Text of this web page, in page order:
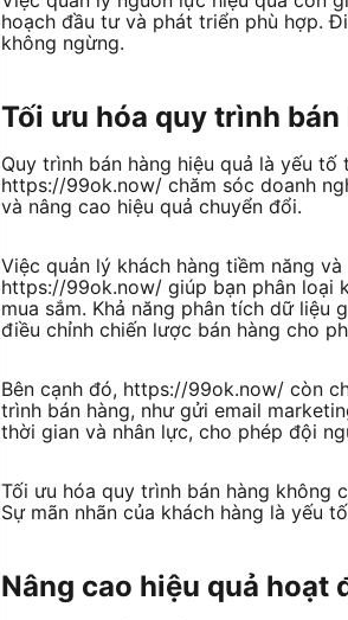
hoạch đầu tư và phát triển phù hợp.
không ngừng.
Tối ưu hóa quy trình bán
Quy trình bán hàng hiệu quả là yếu
https://99ok.now/ chăm sóc doanh
và nâng cao hiệu quả chuyển đổi.
Việc quản lý khách hàng tiềm năng
https://99ok.now/ giúp bạn phân loại
mua sắm. Khả năng phân tích dữ liệu
điều chỉnh chiến lược bán hàng cho
Bên cạnh đó, https://99ok.now/ còn
trình bán hàng, như gửi email
thời gian và nhân lực, cho phép đội
Tối ưu hóa quy trình bán hàng không
Sự mãn nhãn của khách hàng là yếu
Nâng cao hiệu quả hoạt